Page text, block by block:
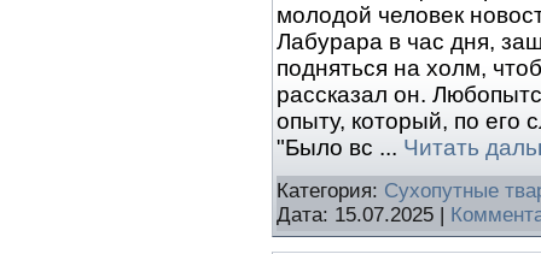
молодой человек
Лабурара в час дня,
подняться на холм,
рассказал он.
опыту, который, по его
"Было вс ... Читать
Категория: Сухопутные
Дата: 15.07.2025